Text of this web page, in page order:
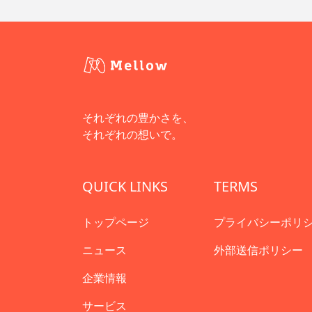
それぞれの豊かさを、
それぞれの想いで。
QUICK LINKS
トップページ
ニュース
企業情報
サービス
TERMS
プライバシーポリ
外部送信ポリシー